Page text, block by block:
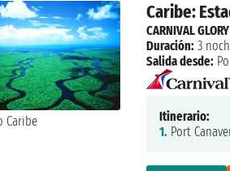
Caribe:
CARNIVAL
Duración: 3
Salida desde:
Itinerario:
1. Port